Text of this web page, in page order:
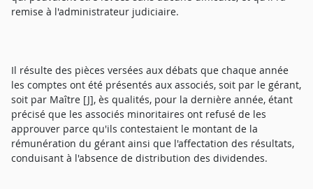
remise à l'administrateur judiciaire.
Il résulte des pièces versées aux débats que chaque année
les comptes ont été présentés aux associés, soit par le gérant,
soit par Maître [J], ès qualités, pour la dernière année, étant
précisé que les associés minoritaires ont refusé de les
approuver parce qu'ils contestaient le montant de la
rémunération du gérant ainsi que l'affectation des résultats,
conduisant à l'absence de distribution des dividendes.